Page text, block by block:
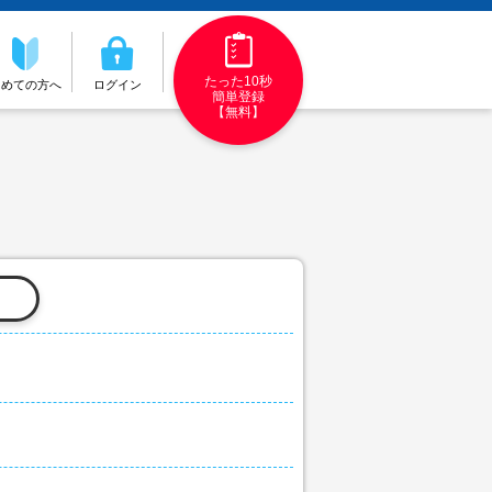
ての方へ ログイン
たった10秒
簡単登録
【無料】